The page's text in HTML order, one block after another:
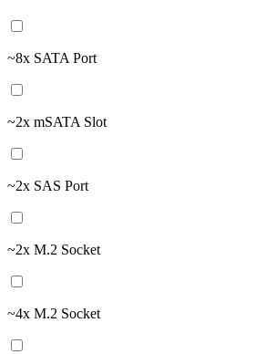
~8x SATA Port
~2x mSATA Slot
~2x SAS Port
~2x M.2 Socket
~4x M.2 Socket